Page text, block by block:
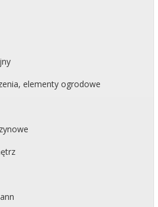
elementy ogrodowe